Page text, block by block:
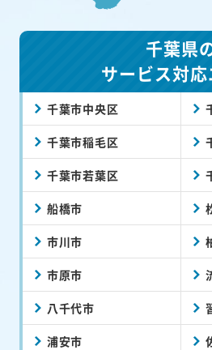
千葉県
サービス対
千葉市中央区
千葉市稲毛区
千葉市若葉区
船橋市
市川市
市原市
八千代市
浦安市